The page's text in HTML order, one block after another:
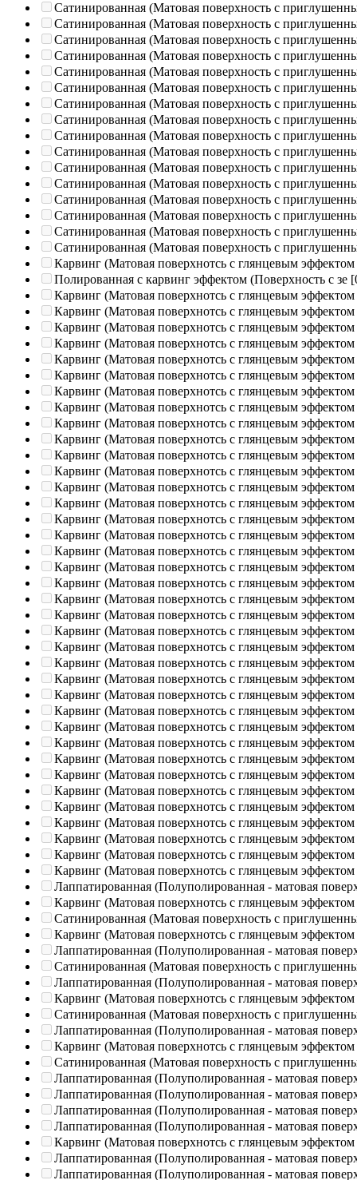
Сатинированная (Матовая поверхность с
Сатинированная (Матовая поверхность с
Сатинированная (Матовая поверхность с
Сатинированная (Матовая поверхность с
Сатинированная (Матовая поверхность с
Сатинированная (Матовая поверхность с
Сатинированная (Матовая поверхность с
Сатинированная (Матовая поверхность с
Сатинированная (Матовая поверхность с
Сатинированная (Матовая поверхность с
Сатинированная (Матовая поверхность с
Сатинированная (Матовая поверхность с
Сатинированная (Матовая поверхность с
Сатинированная (Матовая поверхность с
Сатинированная (Матовая поверхность с
Сатинированная (Матовая поверхность с
Карвинг (Матовая поверхнотсь с глянцевым эффектом
Полированная c карвинг эффектом (Поверхность с зе
Карвинг (Матовая поверхнотсь с глянцевым эффектом
Карвинг (Матовая поверхнотсь с глянцевым эффектом
Карвинг (Матовая поверхнотсь с глянцевым эффектом
Карвинг (Матовая поверхнотсь с глянцевым эффектом
Карвинг (Матовая поверхнотсь с глянцевым эффектом
Карвинг (Матовая поверхнотсь с глянцевым эффектом
Карвинг (Матовая поверхнотсь с глянцевым эффектом
Карвинг (Матовая поверхнотсь с глянцевым эффектом
Карвинг (Матовая поверхнотсь с глянцевым эффектом
Карвинг (Матовая поверхнотсь с глянцевым эффектом
Карвинг (Матовая поверхнотсь с глянцевым эффектом
Карвинг (Матовая поверхнотсь с глянцевым эффектом
Карвинг (Матовая поверхнотсь с глянцевым эффектом
Карвинг (Матовая поверхнотсь с глянцевым эффектом
Карвинг (Матовая поверхнотсь с глянцевым эффектом
Карвинг (Матовая поверхнотсь с глянцевым эффектом
Карвинг (Матовая поверхнотсь с глянцевым эффектом
Карвинг (Матовая поверхнотсь с глянцевым эффектом
Карвинг (Матовая поверхнотсь с глянцевым эффектом
Карвинг (Матовая поверхнотсь с глянцевым эффектом
Карвинг (Матовая поверхнотсь с глянцевым эффектом
Карвинг (Матовая поверхнотсь с глянцевым эффектом
Карвинг (Матовая поверхнотсь с глянцевым эффектом
Карвинг (Матовая поверхнотсь с глянцевым эффектом
Карвинг (Матовая поверхнотсь с глянцевым эффектом
Карвинг (Матовая поверхнотсь с глянцевым эффектом
Карвинг (Матовая поверхнотсь с глянцевым эффектом
Карвинг (Матовая поверхнотсь с глянцевым эффектом
Карвинг (Матовая поверхнотсь с глянцевым эффектом
Карвинг (Матовая поверхнотсь с глянцевым эффектом
Карвинг (Матовая поверхнотсь с глянцевым эффектом
Карвинг (Матовая поверхнотсь с глянцевым эффектом
Карвинг (Матовая поверхнотсь с глянцевым эффектом
Карвинг (Матовая поверхнотсь с глянцевым эффектом
Карвинг (Матовая поверхнотсь с глянцевым эффектом
Карвинг (Матовая поверхнотсь с глянцевым эффектом
Карвинг (Матовая поверхнотсь с глянцевым эффектом
Лаппатированная (Полуполированная - матовая
Карвинг (Матовая поверхнотсь с глянцевым эффектом
Сатинированная (Матовая поверхность с
Карвинг (Матовая поверхнотсь с глянцевым эффектом
Лаппатированная (Полуполированная - матовая
Сатинированная (Матовая поверхность с
Лаппатированная (Полуполированная - матовая
Карвинг (Матовая поверхнотсь с глянцевым эффектом
Сатинированная (Матовая поверхность с
Лаппатированная (Полуполированная - матовая
Карвинг (Матовая поверхнотсь с глянцевым эффектом
Сатинированная (Матовая поверхность с
Лаппатированная (Полуполированная - матовая
Лаппатированная (Полуполированная - матовая
Лаппатированная (Полуполированная - матовая
Лаппатированная (Полуполированная - матовая
Карвинг (Матовая поверхнотсь с глянцевым эффектом
Лаппатированная (Полуполированная - матовая
Лаппатированная (Полуполированная - матовая